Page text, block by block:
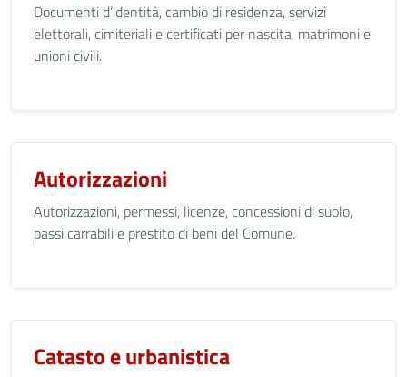
Documenti d’identità, cambio di residenza, servizi
elettorali, cimiteriali e certificati per nascita, matrimoni e
unioni civili.
Autorizzazioni
Autorizzazioni, permessi, licenze, concessioni di suolo,
passi carrabili e prestito di beni del Comune.
Catasto e urbanistica